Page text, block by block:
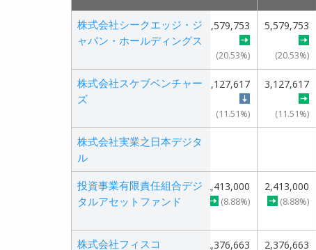
株式会社シークエッジ・ジ
ャパン・ホールディングス
株式会社スケブベンチャー
ズ
株式会社実業之日本デジタ
ル
投資事業有限責任組合デジ
タルアセットファンド
株式会社フィスコ 4,078,300 5,198,700
5,847,953 5,579,753 5,579,753
(20.53%)
5,579,753
(20.53%)
4,465,408 4,465,408 3,127,617
(11.51%)
3,127,617
(11.51%)
2,413,000
(8.88%)
2,413,000
(8.88%)
2,413,000
(8.88%)
2,413,000
(8.88%)
2,376,663 2,376,663 2,376,663 2,376,663
株式会社シークエッジ・ジ
ャパン・ホールディングス
株式会社スケブベンチャー
ズ
株式会社実業之日本デジタ
ル
投資事業有限責任組合デジ
タルアセットファンド
株式会社フィスコ 4,078,300 5,198,700
5,847,953 5,579,753 5,579,753
(20.53%)
5,579,753
(20.53%)
4,465,408 4,465,408 3,127,617
(11.51%)
3,127,617
(11.51%)
2,413,000
(8.88%)
2,413,000
(8.88%)
2,413,000
(8.88%)
2,413,000
(8.88%)
2,376,663 2,376,663 2,376,663 2,376,663